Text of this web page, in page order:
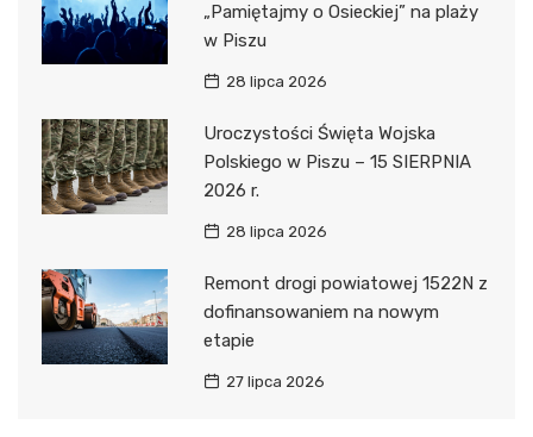
„Pamiętajmy o Osieckiej” na plaży
w Piszu
28 lipca 2026
Uroczystości Święta Wojska
Polskiego w Piszu – 15 SIERPNIA
2026 r.
28 lipca 2026
Remont drogi powiatowej 1522N z
dofinansowaniem na nowym
etapie
27 lipca 2026